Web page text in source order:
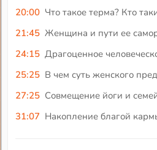
20:00 Что такое терма? Кто
21:45 Женщина и пути ее
24:15 Драгоценное
25:25 В чем суть женского
27:25 Совмещение йоги и
31:07 Накопление благой